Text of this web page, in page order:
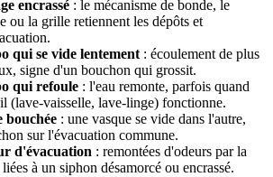
encrassé : le mécanisme de bonde, le
ou la grille retiennent les dépôts et
qui se vide lentement : écoulement de plus
signe d'un bouchon qui grossit.
qui refoule : l'eau remonte, parfois quand
(lave-vaisselle, lave-linge) fonctionne.
bouchée : une vasque se vide dans l'autre,
sur l'évacuation commune.
d'évacuation : remontées d'odeurs par la
à un siphon désamorcé ou encrassé.